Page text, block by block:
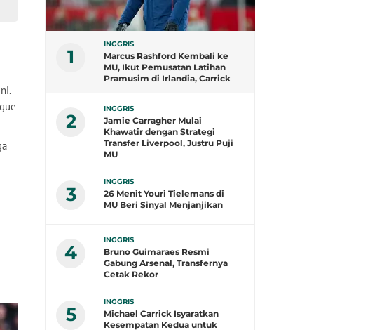
1
INGGRIS
Marcus Rashford Kembali ke
MU, Ikut Pemusatan Latihan
Pramusim di Irlandia, Carrick
2
INGGRIS
Jamie Carragher Mulai
Khawatir dengan Strategi
Transfer Liverpool, Justru Puji
MU
3
INGGRIS
26 Menit Youri Tielemans di
MU Beri Sinyal Menjanjikan
4
INGGRIS
Bruno Guimaraes Resmi
Gabung Arsenal, Transfernya
Cetak Rekor
5
INGGRIS
Michael Carrick Isyaratkan
Kesempatan Kedua untuk